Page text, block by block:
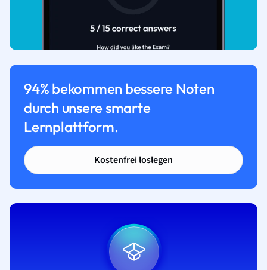
94% bekommen bessere Noten
durch unsere smarte
Lernplattform.
Kostenfrei loslegen